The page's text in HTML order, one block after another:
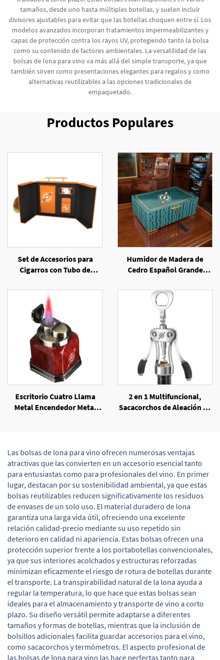
tamaños, desde uno hasta múltiples botellas, y suelen incluir
divisores ajustables para evitar que las botellas choquen entre sí. Los
modelos avanzados incorporan tratamientos impermeabilizantes y
capas de protección contra los rayos UV, protegiendo tanto la bolsa
como su contenido de factores ambientales. La versatilidad de las
bolsas de lona para vino va más allá del simple transporte, ya que
también sirven como presentaciones elegantes para regalos y como
alternativas reutilizables a las opciones tradicionales de
empaquetado.
Productos Populares
Set de Accesorios para
Cigarros con Tubo de
Cortador, Mechero
Humidor de Madera de
Cedro Español Grande
Elegante en Laca
Escritorio Cuatro Llama
Metal Encendedor Metal
2 en 1 Multifuncional,
Sacacorchos de Aleación de
Las bolsas de lona para vino ofrecen numerosas ventajas
atractivas que las convierten en un accesorio esencial tanto
para entusiastas como para profesionales del vino. En primer
lugar, destacan por su sostenibilidad ambiental, ya que estas
bolsas reutilizables reducen significativamente los residuos
de envases de un solo uso. El material duradero de lona
garantiza una larga vida útil, ofreciendo una excelente
relación calidad-precio mediante su uso repetido sin
deterioro en calidad ni apariencia. Estas bolsas ofrecen una
protección superior frente a los portabotellas convencionales,
ya que sus interiores acolchados y estructuras reforzadas
minimizan eficazmente el riesgo de rotura de botellas durante
el transporte. La transpirabilidad natural de la lona ayuda a
regular la temperatura, lo que hace que estas bolsas sean
ideales para el almacenamiento y transporte de vino a corto
plazo. Su diseño versátil permite adaptarse a diferentes
tamaños y formas de botellas, mientras que la inclusión de
bolsillos adicionales facilita guardar accesorios para el vino,
como sacacorchos y termómetros. El aspecto profesional de
las bolsas de lona para vino las hace perfectas tanto para